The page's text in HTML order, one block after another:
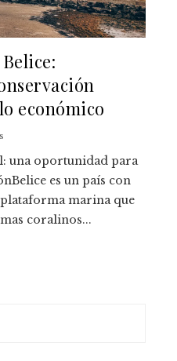
económico
una oportunidad para
es un país con
marina que
coralinos...